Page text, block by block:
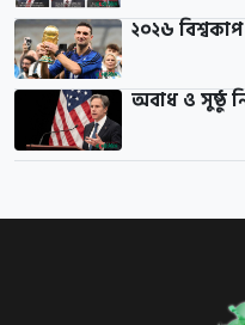
২০২৬
অবাধ ও সুষ্ঠু